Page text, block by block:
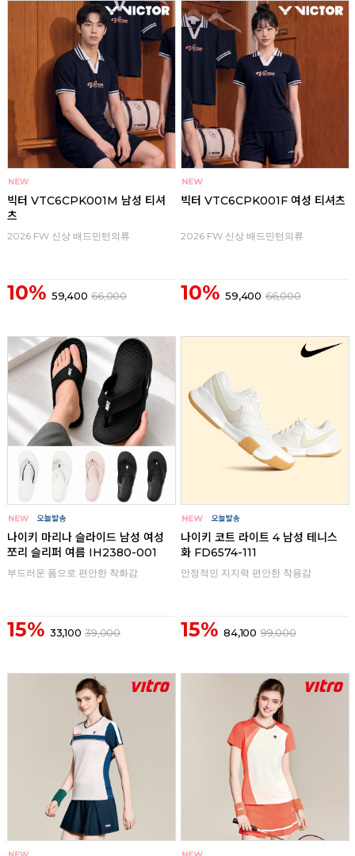
빅터 VTC6CPK001M 남성 티셔
츠
2026 FW 신상 배드민턴의류
10% 59,400 66,000
빅터 VTC6CPK001F 여성 티셔츠
2026 FW 신상 배드민턴의류
10% 59,400 66,000
나이키 마리나 슬라이드 남성 여성
쪼리 슬리퍼 여름 IH2380-001
부드러운 폼으로 편안한 착화감
15% 33,100 39,000
나이키 코트 라이트 4 남성 테니스
화 FD6574-111
안정적인 지지력 편안한 착용감
15% 84,100 99,000